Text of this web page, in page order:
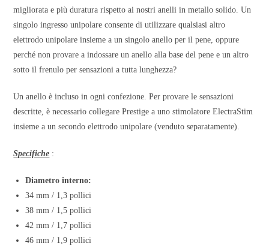
migliorata e più duratura rispetto ai nostri anelli in metallo solido. Un
singolo ingresso unipolare consente di utilizzare qualsiasi altro
elettrodo unipolare insieme a un singolo anello per il pene, oppure
perché non provare a indossare un anello alla base del pene e un altro
sotto il frenulo per sensazioni a tutta lunghezza?
Un anello è incluso in ogni confezione. Per provare le sensazioni
descritte, è necessario collegare Prestige a uno stimolatore ElectraStim
insieme a un secondo elettrodo unipolare (venduto separatamente).
Specifiche :
Diametro interno:
34 mm / 1,3 pollici
38 mm / 1,5 pollici
42 mm / 1,7 pollici
46 mm / 1,9 pollici